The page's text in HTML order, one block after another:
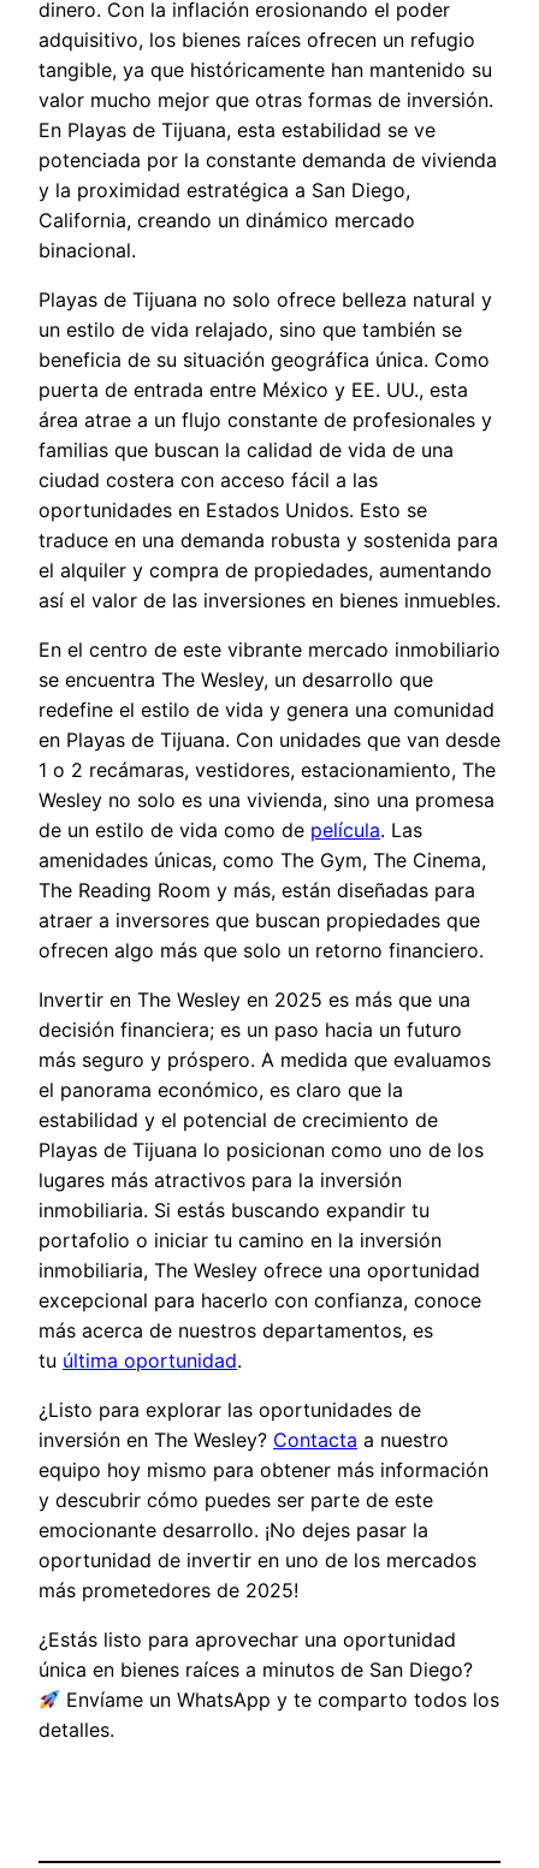
dinero. Con la inflación erosionando el poder
adquisitivo, los bienes raíces ofrecen un refugio
tangible, ya que históricamente han mantenido su
valor mucho mejor que otras formas de inversión.
En Playas de Tijuana, esta estabilidad se ve
potenciada por la constante demanda de vivienda
y la proximidad estratégica a San Diego,
California, creando un dinámico mercado
binacional.
Playas de Tijuana no solo ofrece belleza natural y
un estilo de vida relajado, sino que también se
beneficia de su situación geográfica única. Como
puerta de entrada entre México y EE. UU., esta
área atrae a un flujo constante de profesionales y
familias que buscan la calidad de vida de una
ciudad costera con acceso fácil a las
oportunidades en Estados Unidos. Esto se
traduce en una demanda robusta y sostenida para
el alquiler y compra de propiedades, aumentando
así el valor de las inversiones en bienes inmuebles.
En el centro de este vibrante mercado inmobiliario
se encuentra The Wesley, un desarrollo que
redefine el estilo de vida y genera una comunidad
en Playas de Tijuana. Con unidades que van desde
1 o 2 recámaras, vestidores, estacionamiento, The
Wesley no solo es una vivienda, sino una promesa
de un estilo de vida como de película. Las
amenidades únicas, como The Gym, The Cinema,
The Reading Room y más, están diseñadas para
atraer a inversores que buscan propiedades que
ofrecen algo más que solo un retorno financiero.
Invertir en The Wesley en 2025 es más que una
decisión financiera; es un paso hacia un futuro
más seguro y próspero. A medida que evaluamos
el panorama económico, es claro que la
estabilidad y el potencial de crecimiento de
Playas de Tijuana lo posicionan como uno de los
lugares más atractivos para la inversión
inmobiliaria. Si estás buscando expandir tu
portafolio o iniciar tu camino en la inversión
inmobiliaria, The Wesley ofrece una oportunidad
excepcional para hacerlo con confianza, conoce
más acerca de nuestros departamentos, es
tu última oportunidad.
¿Listo para explorar las oportunidades de
inversión en The Wesley? Contacta a nuestro
equipo hoy mismo para obtener más información
y descubrir cómo puedes ser parte de este
emocionante desarrollo. ¡No dejes pasar la
oportunidad de invertir en uno de los mercados
más prometedores de 2025!
¿Estás listo para aprovechar una oportunidad
única en bienes raíces a minutos de San Diego?
Envíame un WhatsApp y te comparto todos los
detalles.